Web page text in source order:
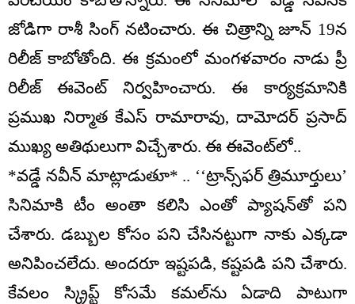
జోడిగా రాశీ సింగ్ నటించారు. ఈ చిత్రాన్ని జూన్ 19న
రిలీజ్ కాబోతోంది. ఈ క్రమంలో మంగళవారం నాడు ప్రీ
రిలీజ్ ఈవెంట్ నిర్వహించారు. ఈ కార్యక్రమానికి
ప్రముఖ నిర్మాత కేఎస్ రామారావు, దామోదర్ ప్రసాద్
ముఖ్య అతిథులుగా విచ్చేశారు. ఈ ఈవెంట్‌లో..
*వడ్డే నవీన్ మాట్లాడుతూ* .. ‘‘ట్రాన్స్‌ఫర్ త్రిమూర్తులు’
సినిమాకి టీం అంతా కలిసి ఎంతో ప్యాషన్‌తో పని
చేశారు. డబ్బుల కోసం పని చేసినట్టుగా నాకు ఎక్కడా
అనిపించలేదు. అందరూ ఇష్టపడి, కష్టపడి పని చేశారు.
కేవలం స్క్రిప్ట్ కోసమే కమల్‌ను ఏడాది పాటుగా